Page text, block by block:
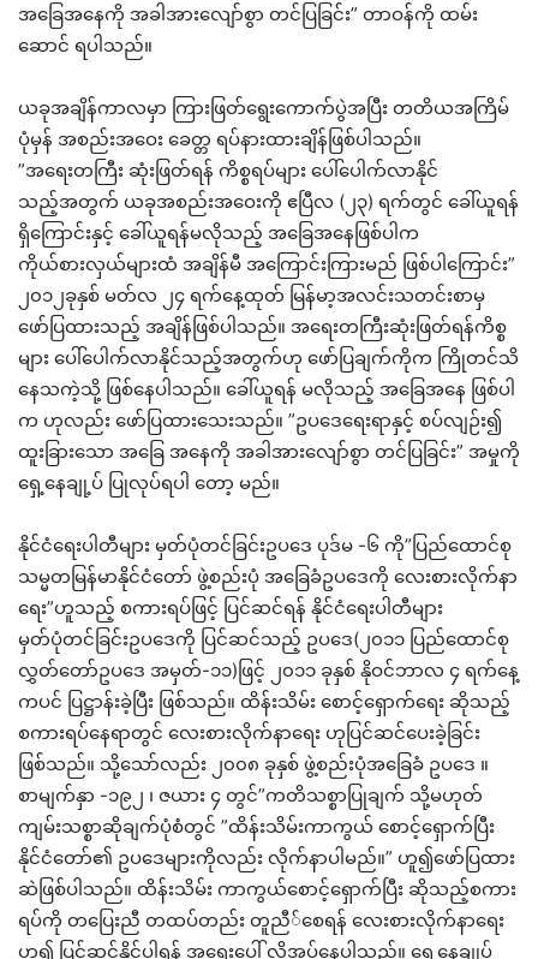
အခြေအနေကို အခါအားလျော်စွာ တင်ပြခြင်း” တာဝန်ကို ထမ်း
ဆောင် ရပါသည်။
ယခုအချိန်ကာလမှာ ကြားဖြတ်ရွေးကောက်ပွဲအပြီး တတိယအကြိမ်
ပုံမှန် အစည်းအဝေး ခေတ္တ ရပ်နားထားချိန်ဖြစ်ပါသည်။
”အရေးတကြီး ဆုံးဖြတ်ရန် ကိစ္စရပ်များ ပေါ်ပေါက်လာနိုင်
သည့်အတွက် ယခုအစည်းအဝေးကို ဧပြီလ (၂၃) ရက်တွင် ခေါ်ယူရန်
ရှိကြောင်းနှင့် ခေါ်ယူရန်မလိုသည့် အခြေအနေဖြစ်ပါက
ကိုယ်စားလှယ်များထံ အချိန်မီ အကြောင်းကြားမည် ဖြစ်ပါကြောင်း”
၂၀၁၂ခုနှစ် မတ်လ ၂၄ ရက်နေ့ထုတ် မြန်မာ့အလင်းသတင်းစာမှ
ဖော်ပြထားသည့် အချိန်ဖြစ်ပါသည်။ အရေးတကြီးဆုံးဖြတ်ရန်ကိစ္စ
များ ပေါ်ပေါက်လာနိုင်သည့်အတွက်ဟု ဖော်ပြချက်ကိုက ကြိုတင်သိ
နေသကဲ့သို့ ဖြစ်နေပါသည်။ ခေါ်ယူရန် မလိုသည့် အခြေအနေ ဖြစ်ပါ
က ဟုလည်း ဖော်ပြထားသေးသည်။ ”ဥပဒေရေးရာနှင့် စပ်လျဉ်း၍
ထူးခြားသော အခြေ အနေကို အခါအားလျော်စွာ တင်ပြခြင်း” အမှုကို
ရှေ့နေချု့ပ် ပြုလုပ်ရပါ တော့ မည်။
နိုင်ငံရေးပါတီများ မှတ်ပုံတင်ခြင်းဥပဒေ ပုဒ်မ -၆ ကို”ပြည်ထောင်စု
သမ္မတမြန်မာနိုင်ငံတော် ဖွဲ့စည်းပုံ အခြေခံဥပဒေကို လေးစားလိုက်နာ
ရေး”ဟူသည့် စကားရပ်ဖြင့် ပြင်ဆင်ရန် နိုင်ငံရေးပါတီများ
မှတ်ပုံတင်ခြင်းဥပဒေကို ပြင်ဆင်သည့် ဥပဒေ(၂၀၁၁ ပြည်ထောင်စု
လွှတ်တော်ဥပဒေ အမှတ်-၁၁)ဖြင့် ၂၀၁၁ ခုနှစ် နိုဝင်ဘာလ ၄ ရက်နေ့
ကပင် ပြဋ္ဌာန်းခဲ့ပြီး ဖြစ်သည်။ ထိန်းသိမ်း စောင့်ရှောက်ရေး ဆိုသည့်
စကားရပ်နေရာတွင် လေးစားလိုက်နာရေး ဟုပြင်ဆင်ပေးခဲ့ခြင်း
ဖြစ်သည်။ သို့သော်လည်း ၂၀၀၈ ခုနှစ် ဖွဲ့စည်းပုံအခြေခံ ဥပဒေ ။
စာမျက်နှာ -၁၉၂ ၊ ဇယား ၄ တွင်”ကတိသစ္စာပြုချက် သို့မဟုတ်
ကျမ်းသစ္စာဆိုချက်ပုံစံတွင် ”ထိန်းသိမ်းကာကွယ် စောင့်ရှောက်ပြီး
နိုင်ငံတော်၏ ဥပဒေများကိုလည်း လိုက်နာပါမည်။” ဟူ၍ဖော်ပြထား
ဆဲဖြစ်ပါသည်။ ထိန်းသိမ်း ကာကွယ်စောင့်ရှောက်ပြီး ဆိုသည့်စကား
ရပ်ကို တပြေးညီ တထပ်တည်း တူညီ်စေရန် လေးစားလိုက်နာရေး
ဟူ၍ ပြင်ဆင်နိုင်ပါရန် အရေးပေါ် လိုအပ်နေပါသည်။ ရှေ့နေချုပ်